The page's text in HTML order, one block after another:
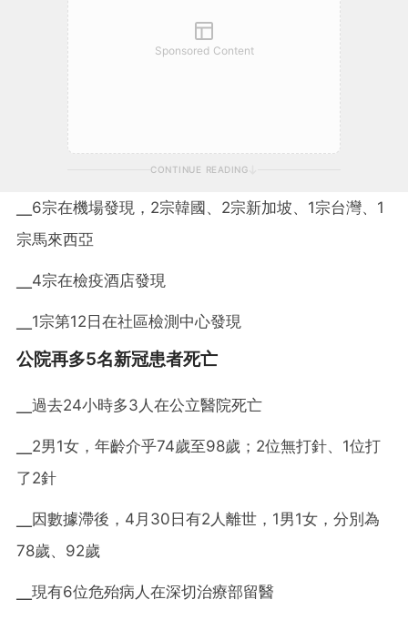
Sponsored Content
CONTINUE READING
╴6宗在機場發現，2宗韓國、2宗新加坡、1宗台灣、1
宗馬來西亞
╴4宗在檢疫酒店發現
╴1宗第12日在社區檢測中心發現
公院再多5名新冠患者死亡
╴過去24小時多3人在公立醫院死亡
╴2男1女，年齡介乎74歲至98歲；2位無打針、1位打
了2針
╴因數據滯後，4月30日有2人離世，1男1女，分別為
78歲、92歲
╴現有6位危殆病人在深切治療部留醫